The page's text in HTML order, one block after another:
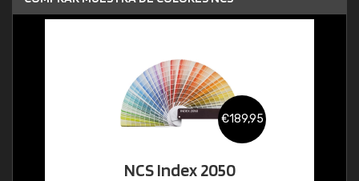
€189,95
NCS Index 2050